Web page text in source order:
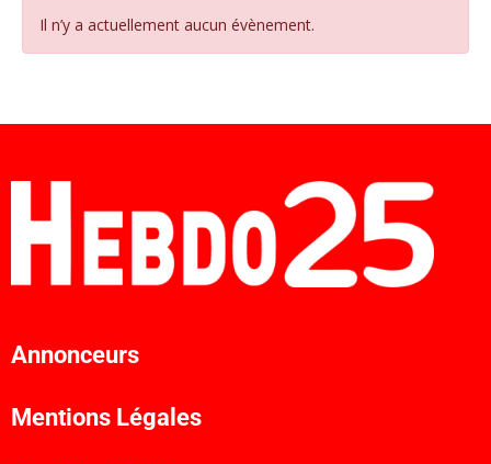
Il n’y a actuellement aucun évènement.
Annonceurs
Mentions Légales